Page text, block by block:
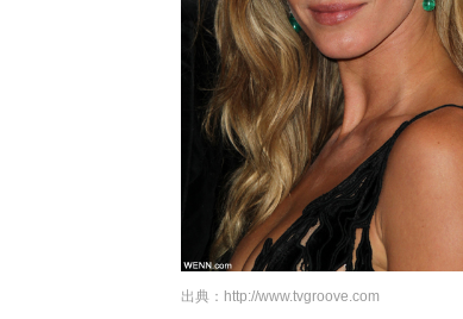
出典： http://www.tvgroove.com